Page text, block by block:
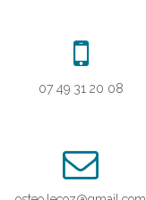
07 49 31 20 08